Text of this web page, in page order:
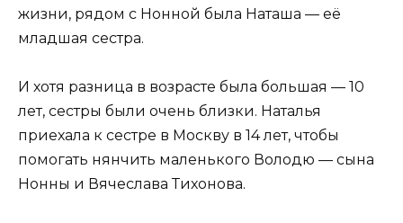
жизни, рядом с Нонной была Наташа — её
младшая сестра.
И хотя разница в возрасте была большая — 10
лет, сестры были очень близки. Наталья
приехала к сестре в Москву в 14 лет, чтобы
помогать нянчить маленького Володю — сына
Нонны и Вячеслава Тихонова.